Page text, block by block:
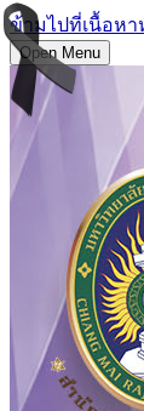
ข้ามไปที่เนื้อหา
Open Menu